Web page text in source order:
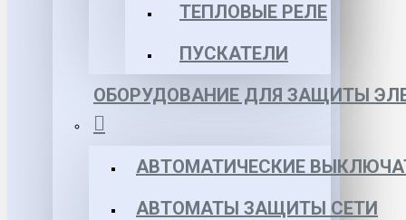
ТЕПЛОВЫЕ РЕЛЕ
ПУСКАТЕЛИ
ОБОРУДОВАНИЕ ДЛЯ ЗАЩИТЫ
АВТОМАТИЧЕСКИЕ
АВТОМАТЫ ЗАЩИТЫ СЕТИ